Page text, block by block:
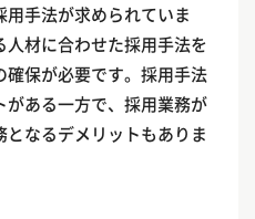
手法が求められていま
材に合わせた採用手法を
保が必要です。採用手法
ある一方で、採用業務が
なるデメリットもありま